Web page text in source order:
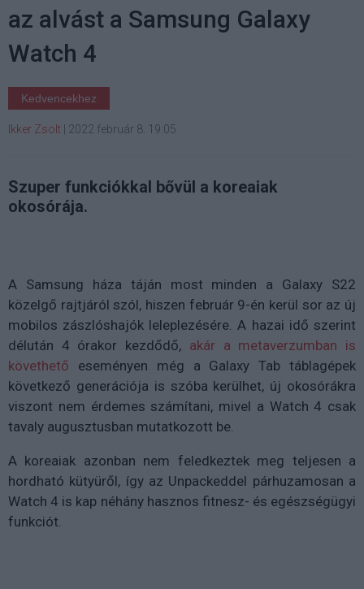
az alvást a Samsung Galaxy
Watch 4
Kedvencekhez
Ikker Zsolt 2022 február 8. 19:05
Szuper funkciókkal bővül a koreaiak
okosórája.
A Samsung háza táján most minden a Galaxy S22
közelgő rajtjáról szól, hiszen február 9-én kerül sor az új
mobilos zászlóshajók leleplezésére. A hazai idő szerint
délután 4 órakor kezdődő, akár a metaverzumban is
követhető eseményen még a Galaxy Tab táblagépek
következő generációja is szóba kerülhet, új okosórákra
viszont nem érdemes számítani, mivel a Watch 4 csak
tavaly augusztusban mutatkozott be.
A koreaiak azonban nem feledkeztek meg teljesen a
hordható kütyüről, így az Unpackeddel párhuzamosan a
Watch 4 is kap néhány hasznos fitnesz- és egészségügyi
funkciót.